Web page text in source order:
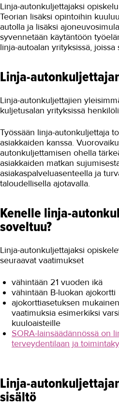
Linja-autonkuljettajaksi
Teorian lisäksi opintoihin
autolla ja lisäksi
syvennetään käytäntöön
linja-autoalan yrityksissä,
Linja-
Linja-autonkuljettajien
kuljetusalan yrityksissä
Työssään linja-autonkuljettaja
asiakkaiden kanssa.
autonkuljettamisen ohella
asiakkaiden matkan
asiakaspalveluasenteella ja
taloudellisella ajotavalla.
Kenelle linja-
soveltuu?
Linja-autonkuljettajaksi
seuraavat vaatimukset
vähintään 21 vuoden ikä
vähintään B-luokan ajokortti
ajokorttiasetuksen
vaatimuksia esimerkiksi
kuuloaisteille
SORA-lainsäädännössä on
terveydentilaan ja
Linja-
sisältö